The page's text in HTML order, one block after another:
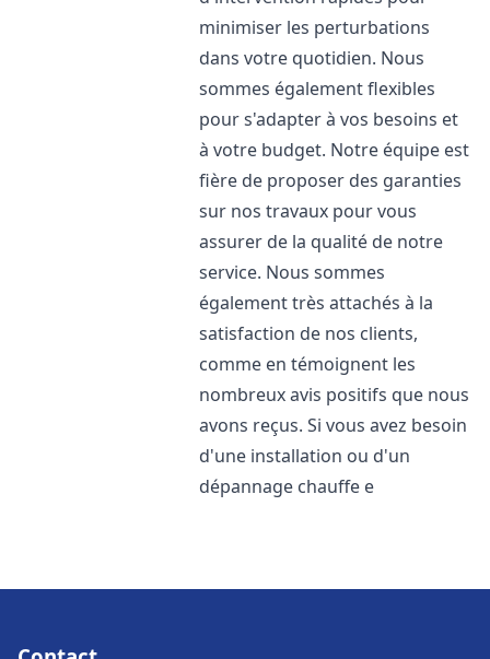
minimiser les perturbations
dans votre quotidien. Nous
sommes également flexibles
pour s'adapter à vos besoins et
à votre budget. Notre équipe est
fière de proposer des garanties
sur nos travaux pour vous
assurer de la qualité de notre
service. Nous sommes
également très attachés à la
satisfaction de nos clients,
comme en témoignent les
nombreux avis positifs que nous
avons reçus. Si vous avez besoin
d'une installation ou d'un
dépannage chauffe e